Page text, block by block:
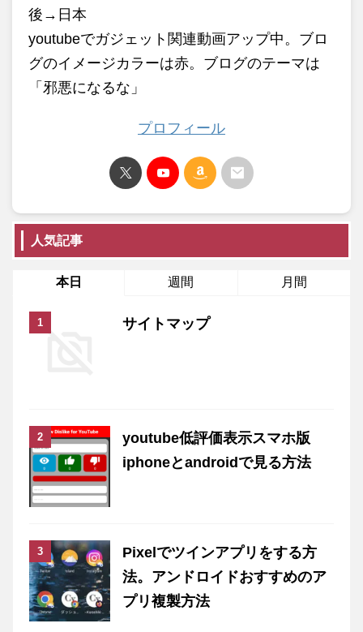
後→日本
youtubeでガジェット関連動画アップ中。ブロ
グのイメージカラーは赤。ブログのテーマは
「邪悪になるな」
プロフィール
人気記事
本日 週間 月間
サイトマップ
youtube低評価表示スマホ版
iphoneとandroidで見る方法
Pixelでツインアプリをする方
法。アンドロイドおすすめのア
プリ複製方法